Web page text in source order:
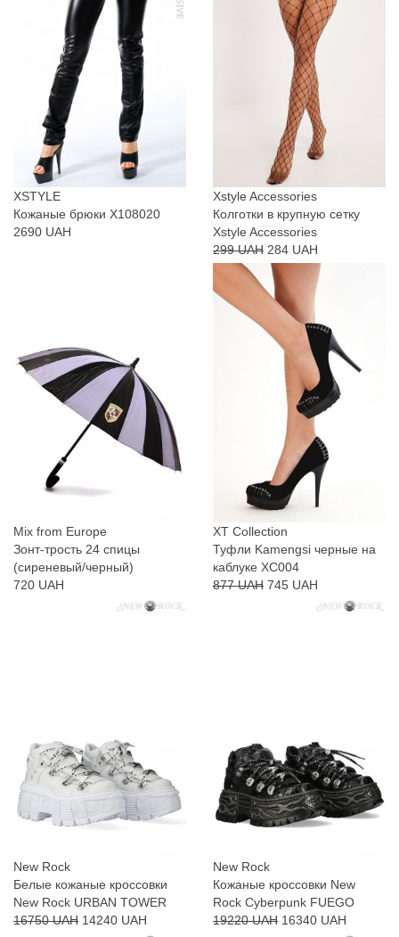
XSTYLE
Кожаные брюки X108020
2690 UAH
Xstyle Accessories
Колготки в крупную сетку
Xstyle Accessories
299 UAH 284 UAH
Mix from Europe
Зонт-трость 24 спицы
(сиреневый/черный)
720 UAH
XT Collection
Туфли Kamengsi черные на
каблуке XC004
877 UAH 745 UAH
New Rock
Белые кожаные кроссовки
New Rock URBAN TOWER
16750 UAH 14240 UAH
New Rock
Кожаные кроссовки New
Rock Cyberpunk FUEGO
19220 UAH 16340 UAH